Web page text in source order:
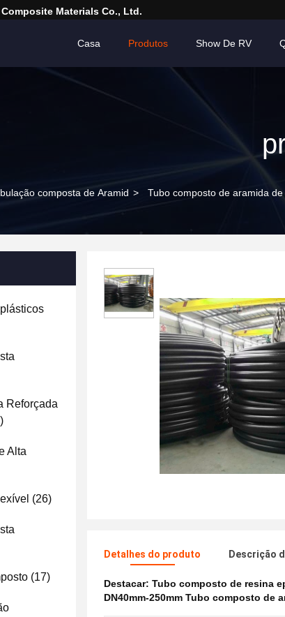
Materials Co., Ltd.
Casa Produtos Show De RV
composta de Aramid > Tubo composto de aramida
Reforçada
Alta
(26)
(17)
Detalhes do produto Descrição
Destacar: Tubo composto de resina
DN40mm-250mm Tubo composto de